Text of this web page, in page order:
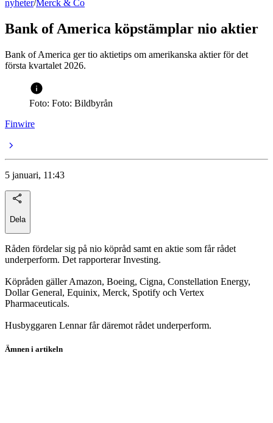
nyheter/Merck & Co
Bank of America köpstämplar nio aktier
Bank of America ger tio aktietips om amerikanska aktier för det
första kvartalet 2026.
Foto: Foto: Bildbyrån
Finwire
5 januari, 11:43
Dela
Råden fördelar sig på nio köpråd samt en aktie som får rådet
underperform. Det rapporterar Investing.
Köpråden gäller Amazon, Boeing, Cigna, Constellation Energy,
Dollar General, Equinix, Merck, Spotify och Vertex
Pharmaceuticals.
Husbyggaren Lennar får däremot rådet underperform.
Ämnen i artikeln